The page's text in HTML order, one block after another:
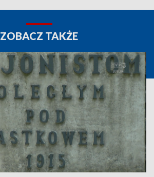
ZOBACZ TAKŻE